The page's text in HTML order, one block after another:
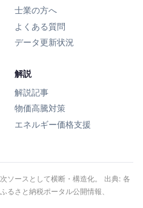
士業の方へ
よくある質問
データ更新状況
解説
解説記事
物価高騰対策
エネルギー価格支援
ースとして横断・構造化。 出典: 各
るさと納税ポータル公開情報、